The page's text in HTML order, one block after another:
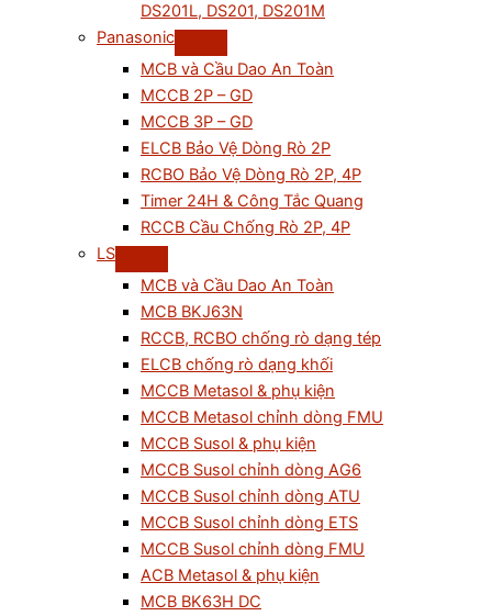
DS201L, DS201, DS201M
Panasonic
MCB và Cầu Dao An Toàn
MCCB 2P – GD
MCCB 3P – GD
ELCB Bảo Vệ Dòng Rò 2P
RCBO Bảo Vệ Dòng Rò 2P, 4P
Timer 24H & Công Tắc Quang
RCCB Cầu Chống Rò 2P, 4P
LS
MCB và Cầu Dao An Toàn
MCB BKJ63N
RCCB, RCBO chống rò dạng tép
ELCB chống rò dạng khối
MCCB Metasol & phụ kiện
MCCB Metasol chỉnh dòng FMU
MCCB Susol & phụ kiện
MCCB Susol chỉnh dòng AG6
MCCB Susol chỉnh dòng ATU
MCCB Susol chỉnh dòng ETS
MCCB Susol chỉnh dòng FMU
ACB Metasol & phụ kiện
MCB BK63H DC